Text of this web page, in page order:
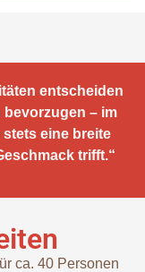
entscheiden
– im
eine breite
trifft.“
ca. 40 Personen